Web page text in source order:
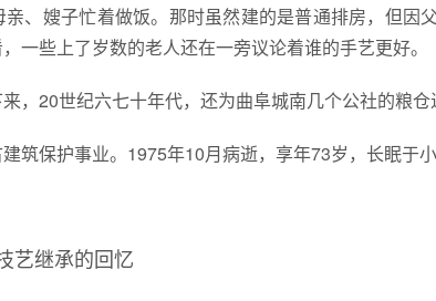
、嫂子忙着做饭。那时虽然建的是普通排房，但因
一些上了岁数的老人还在一旁议论着谁的手艺更好。
，20世纪六七十年代，还为曲阜城南几个公社的粮仓
筑保护事业。1975年10月病逝，享年73岁，长眠于
艺继承的回忆